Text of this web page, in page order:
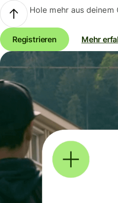
Hole mehr aus deinem
Registrieren Mehr